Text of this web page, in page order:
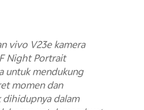
vivo V23e kamera
Night Portrait
untuk mendukung
momen dan
dalam